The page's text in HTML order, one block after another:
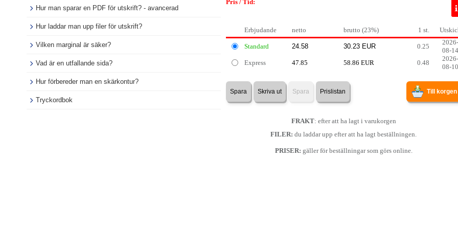
Hur man sparar en PDF för utskrift? - avancerad
Hur laddar man upp filer för utskrift?
Vilken marginal är säker?
Vad är en utfallande sida?
Hur förbereder man en skärkontur?
Tryckordbok
Pris / Tid:
Erbjudande netto brutto (23%) 1 st.
Standard 0.25
2026-
08-14
Express
47.85 58.86 EUR 0.48
2026-
08-10
Spara Skriva ut Spara Prislistan Till korgen
FRAKT: efter att ha lagt i varukorgen
FILER: du laddar upp efter att ha lagt beställningen.
PRISER: gäller för beställningar som görs online.